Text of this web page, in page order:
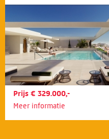
Prijs € 329.000,-
Meer informatie